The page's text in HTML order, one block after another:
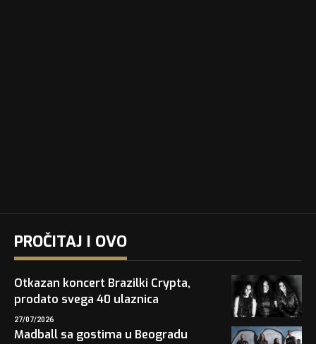
PROČITAJ I OVO
Otkazan koncert Brazilki Crypta,
prodato svega 40 ulaznica
27/07/2026
Madball sa gostima u Beogradu